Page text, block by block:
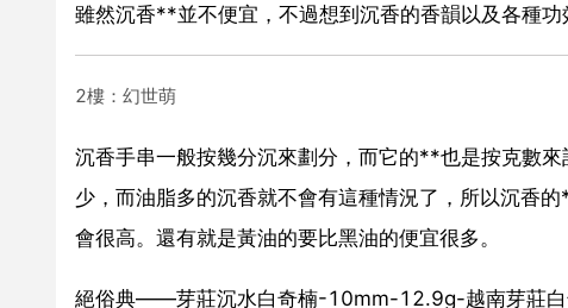
雖然沉香**並不便宜，不過想到沉香的香韻以及各種功
2樓：幻世萌
沉香手串一般按幾分沉來劃分，而它的**也是按克數
少，而油脂多的沉香就不會有這種情況了，所以沉香
會很高。還有就是黃油的要比黑油的便宜很多。
絕俗典――芽莊沉水白奇楠-10mm-12.9g-越南芽莊白